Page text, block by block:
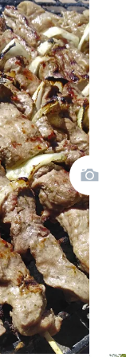
A
Clique
para
partilhar
no
Tumblr
(Opens
in
new
window)